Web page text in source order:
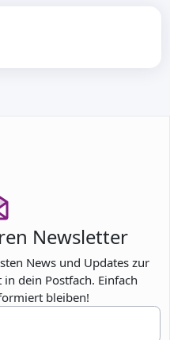
Newsletter
News und Updates zur
dein Postfach. Einfach
bleiben!